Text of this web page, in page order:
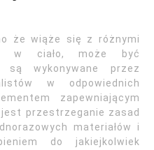
że wiąże się z różnymi
w ciało, może być
są wykonywane przez
w odpowiednich
zapewniającym
przestrzeganie zasad
materiałów i
do jakiejkolwiek